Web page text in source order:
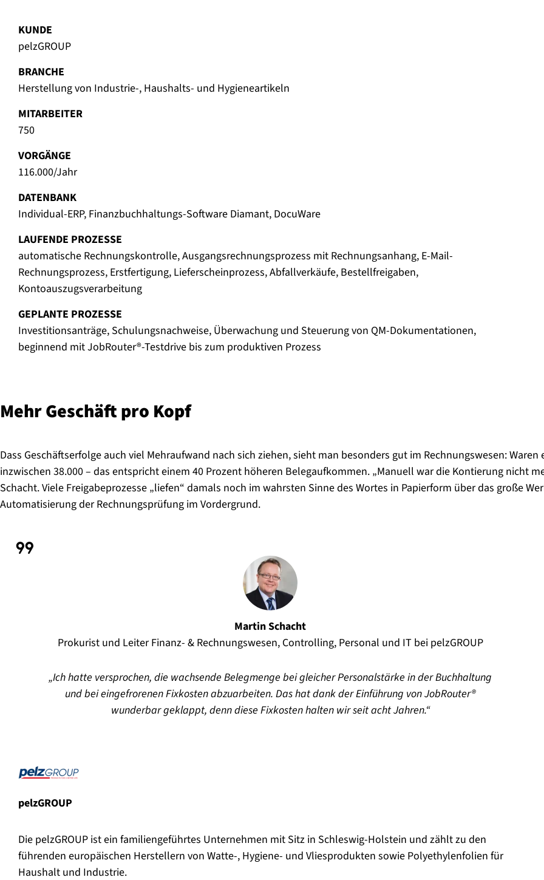
KUNDE
pelzGROUP
BRANCHE
Herstellung von Industrie-, Haushalts- und Hygieneartikeln
MITARBEITER
750
VORGÄNGE
116.000/Jahr
DATENBANK
Individual-ERP, Finanzbuchhaltungs-Software Diamant, DocuWare
LAUFENDE PROZESSE
automatische Rechnungskontrolle, Ausgangsrechnungsprozess mit Rechnungsanhang, E-Mail-
Rechnungsprozess, Erstfertigung, Lieferscheinprozess, Abfallverkäufe, Bestellfreigaben,
Kontoauszugsverarbeitung
GEPLANTE PROZESSE
Investitionsanträge, Schulungsnachweise, Überwachung und Steuerung von QM-Dokumentationen,
beginnend mit JobRouter®-Testdrive bis zum produktiven Prozess
Mehr Geschäft pro Kopf
Dass Geschäftserfolge auch viel Mehraufwand nach sich ziehen, sieht man besonders gut im Rechnungswesen:
inzwischen 38.000 – das entspricht einem 40 Prozent höheren Belegaufkommen. „Manuell war die Kontierung nicht
Schacht. Viele Freigabeprozesse „liefen“ damals noch im wahrsten Sinne des Wortes in Papierform über das große
Automatisierung der Rechnungsprüfung im Vordergrund.
Ich hatte versprochen, die wachsende Belegmenge bei gleicher Personalstärke in der Buchhaltung
und bei eingefrorenen Fixkosten abzuarbeiten. Das hat dank der Einführung von JobRouter®
wunderbar geklappt, denn diese Fixkosten halten wir seit acht Jahren.
Martin Schacht
Prokurist und Leiter Finanz- & Rechnungswesen, Controlling, Personal und IT bei pelzGROUP
pelzGROUP
Die pelzGROUP ist ein familiengeführtes Unternehmen mit Sitz in Schleswig-Holstein und zählt zu den
führenden europäischen Herstellern von Watte-, Hygiene- und Vliesprodukten sowie Polyethylenfolien für
Haushalt und Industrie.